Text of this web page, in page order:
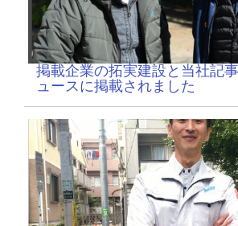
掲載企業の拓実建設と当社記
ュースに掲載されました